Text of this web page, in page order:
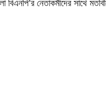
বিএনপি’র নেতাকর্মীদের সাথে